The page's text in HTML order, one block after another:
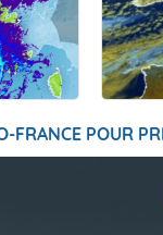
FRANCE POUR